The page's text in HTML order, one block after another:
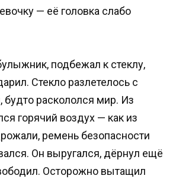
— её головка слабо
подбежал к стеклу,
Стекло разлетелось с
будто раскололся мир. Из
горячий воздух — как из
ремень безопасности
Он выругался, дёрнул ещё
Осторожно вытащил